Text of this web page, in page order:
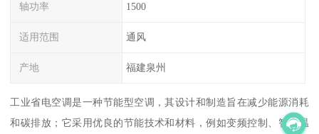
轴功率 1500
适用范围 通风
产地 福建泉州
工业省电空调是一种节能型空调，其设计和制造旨在减少能源消耗
和碳排放；它采用优良的节能技术和材料，例如变频控制、智能温